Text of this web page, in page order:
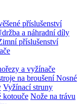
příslušenství
a náhradní díly
příslušenství
na broušeníNosné
Vyžínací struny
kotouče Nože na trávu